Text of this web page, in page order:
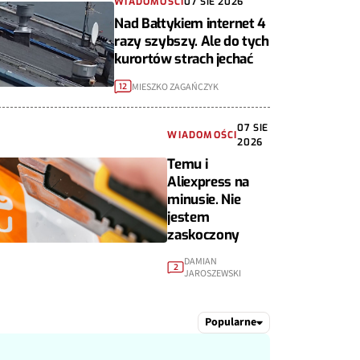
Nad Bałtykiem internet 4
razy szybszy. Ale do tych
kurortów strach jechać
12 MIESZKO ZAGAŃCZYK
WIADOMOŚCI
07 SIE
2026
Temu i
Aliexpress na
minusie. Nie
jestem
zaskoczony
2 DAMIAN
JAROSZEWSKI
Popularne